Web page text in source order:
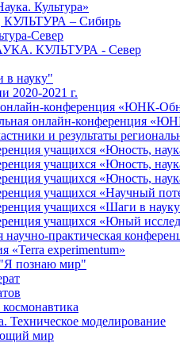
Культура»
– Сибирь
Север
КУЛЬТУРА - Север
в науку"
2020-2021 г.
онлайн-конференция «ЮНК-
онлайн-конференция
и результаты
учащихся «Юность,
учащихся «Юность,
учащихся «Юность,
учащихся «Научный
учащихся «Шаги в
учащихся «Юный
научно-практическая
«Terra experimentum»
познаю мир"
Техническое моделирование
мир